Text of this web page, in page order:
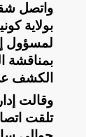
واتصل
بولاية
لمسؤول
بمناقشة
الكشف
وقالت